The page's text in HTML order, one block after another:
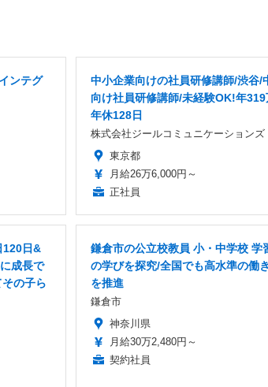
ンテグ
中小企業向けの社員研修講師/渋谷/
向け社員研修講師/未経験OK!年319
年休128日
株式会社ジールコミュニケーションズ
東京都
月給26万6,000円～
正社員
120日&
成長で
の子ら
鎌倉市の公立校教員 小・中学校 学
の学びを探究/全国でも高水準の働
を推進
鎌倉市
神奈川県
月給30万2,480円～
契約社員